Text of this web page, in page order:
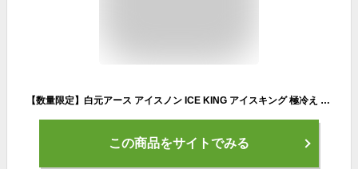
【数量限定】白元アース アイスノン ICE KING アイスキング 極冷え ボディミスト 無香料 150ml 本体 持ち運びに便利なロック機能付き（4902407025098）※パッケージ変更の場合あり
この商品をサイトでみる